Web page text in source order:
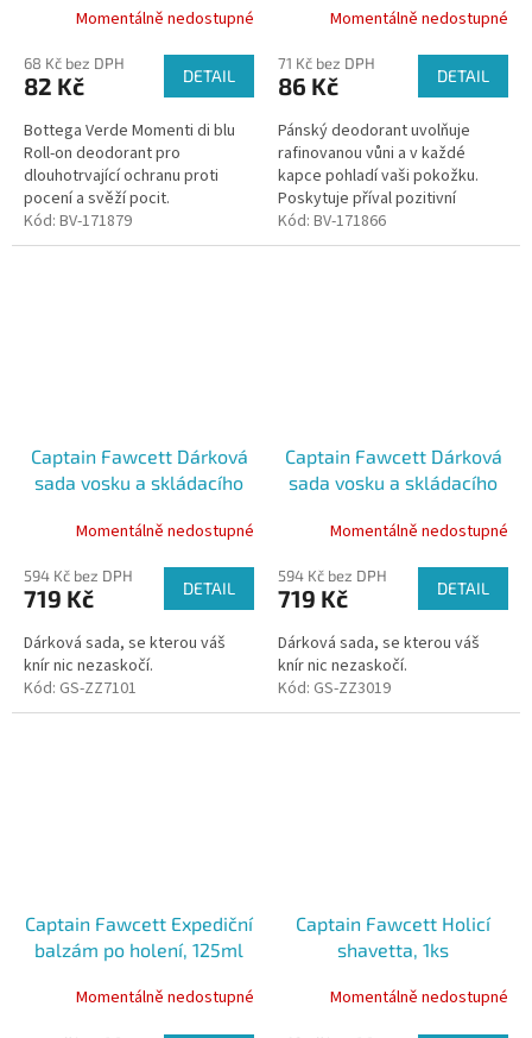
Momentálně nedostupné
68 Kč bez DPH
82 Kč DETAIL
Bottega Verde Momenti di blu
Roll-on deodorant pro
dlouhotrvající ochranu proti
pocení a svěží pocit.
Kód: BV-171879
Momentálně nedostupné
71 Kč bez DPH
86 Kč DETAIL
Pánský deodorant uvolňuje
rafinovanou vůni a v každé
kapce pohladí vaši pokožku.
Poskytuje příval pozitivní
energie a pocit aromatické
pohody, která přetrvá po celý
Kód: BV-171866
Captain Fawcett Dárková
sada vosku a skládacího
Booze & Baccy
Momentálně nedostupné
594 Kč bez DPH
719 Kč DETAIL
Dárková sada, se kterou váš
knír nic nezaskočí.
Kód: GS-ZZ7101
Captain Fawcett Dárková
sada vosku a skládacího
Expedition Strength
Momentálně nedostupné
594 Kč bez DPH
719 Kč DETAIL
Dárková sada, se kterou váš
knír nic nezaskočí.
Kód: GS-ZZ3019
Captain Fawcett Expediční
balzám po holení, 125ml
Momentálně nedostupné
Captain Fawcett Holicí
shavetta, 1ks
Momentálně nedostupné